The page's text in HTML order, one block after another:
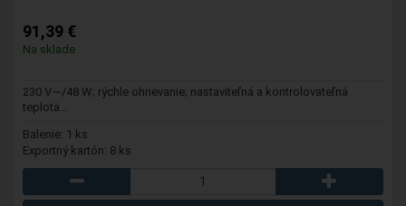
91,39 €
Na sklade
230 V∼/48 W; rýchle ohrievanie; nastaviteľná a kontrolovateľná
teplota...
Balenie: 1 ks
Exportný kartón: 8 ks